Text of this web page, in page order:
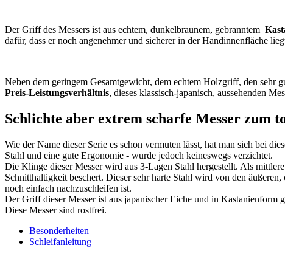
Der Griff des Messers ist aus echtem, dunkelbraunem, gebranntem
dafür, dass er noch angenehmer und sicherer in der Handinnenfläche
Neben dem geringem Gesamtgewicht, dem echtem Holzgriff, den sehr
Preis-Leistungsverhältnis, dieses klassisch-japanisch, aussehenden
Schlichte aber extrem scharfe Messer zum
Wie der Name dieser Serie es schon vermuten lässt, hat man sich bei
Stahl und eine gute Ergonomie - wurde jedoch keineswegs verzichtet.
Die Klinge dieser Messer wird aus 3-Lagen Stahl hergestellt. Als
Schnitthaltigkeit beschert. Dieser sehr harte Stahl wird von den
noch einfach nachzuschleifen ist.
Der Griff dieser Messer ist aus japanischer Eiche und in Kastanienform
Diese Messer sind rostfrei.
Besonderheiten
Schleifanleitung